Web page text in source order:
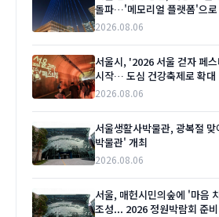
돌파…'메모리얼 플랫폼'으로
2026.08.06
서울시, '2026 서울 걷자 페
시작… 도심 건강축제로 확대
2026.08.06
서울생활사박물관, 광복절
박물관' 개최
2026.08.06
서울, 매헌시민의숲에 '마음
조성... 2026 정원박람회 준